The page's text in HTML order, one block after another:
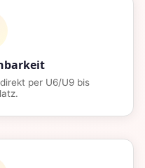
per U6/U9 bis